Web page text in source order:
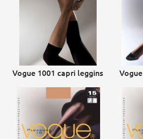
Vogue 1001 capri leggins